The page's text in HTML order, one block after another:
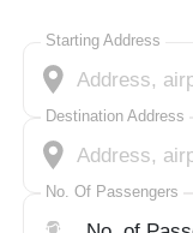
Starting Address
Destination Address
No. Of Passengers
No. Of Passengers